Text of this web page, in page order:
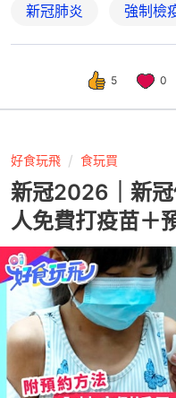
新冠肺炎 強制檢
5 0
好食玩飛 食玩買
新冠2026｜新
人免費打疫苗＋